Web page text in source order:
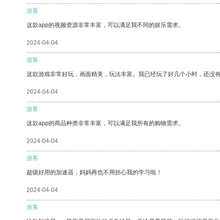
游客
这款app的视频资源非常丰富，可以满足我不同的娱乐需求。
2024-04-04
游客
这款游戏非常好玩，画面精美，玩法丰富。我已经玩了好几个小时，还没
2024-04-04
游客
这款app的商品种类非常丰富，可以满足我所有的购物需求。
2024-04-04
游客
超级好用的加速器，妈妈再也不用担心我的学习啦！
2024-04-04
游客